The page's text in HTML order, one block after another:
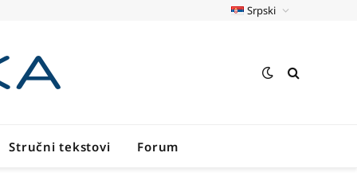
Srpski
Stručni tekstovi Forum